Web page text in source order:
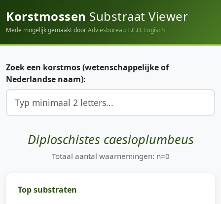
Korstmossen Substraat Viewer
Mede mogelijk gemaakt doorAdviesbureau E.C.O. Logisch
Zoek een korstmos (wetenschappelijke of
Nederlandse naam):
Diploschistes caesioplumbeus
Totaal aantal waarnemingen: n=0
Top substraten